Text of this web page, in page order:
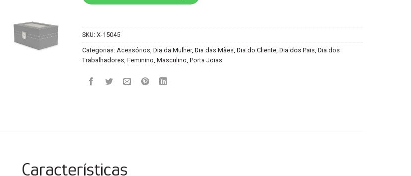
SKU: X-15045
Categorias: Acessórios Dia da Mulher, Dia das Mães Dia do Cliente Dia dos Pais Dia dos
Trabalhadores Feminino Masculino Porta Joias
Características